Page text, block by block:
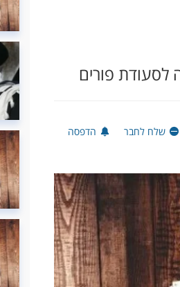
לסעודת פורים
שלח לחבר הדפסה